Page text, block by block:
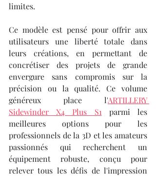
limites.
Ce modèle est pensé pour offrir aux
utilisateurs une liberté totale dans
leurs créations, en permettant de
concrétiser des projets de grande
envergure sans compromis sur la
précision ou la qualité. Ce volume
généreux place l'ARTILLERY
Sidewinder X4 Plus S1 parmi les
meilleures options pour les
professionnels de la 3D et les amateurs
passionnés qui recherchent un
équipement robuste, conçu pour
relever tous les défis de l'impression